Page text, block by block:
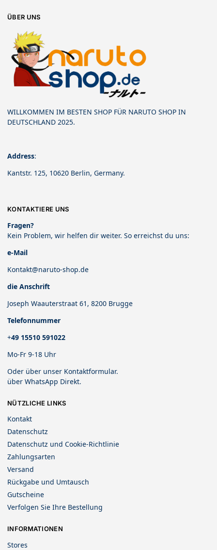
ÜBER UNS
WILLKOMMEN IM BESTEN SHOP FÜR NARUTO SHOP IN
DEUTSCHLAND 2025.
Address:
Kantstr. 125, 10620 Berlin, Germany.
KONTAKTIERE UNS
Fragen?
Kein Problem, wir helfen dir weiter. So erreichst du uns:
e-Mail
Kontakt@naruto-shop.de
die Anschrift
Joseph Waauterstraat 61, 8200 Brugge
Telefonnummer
+49 15510 591022
Mo-Fr 9-18 Uhr
Oder über unser Kontaktformular.
über WhatsApp Direkt.
NÜTZLICHE LINKS
Kontakt
Datenschutz
Datenschutz und Cookie-Richtlinie
Zahlungsarten
Versand
Rückgabe und Umtausch
Gutscheine
Verfolgen Sie Ihre Bestellung
INFORMATIONEN
Stores